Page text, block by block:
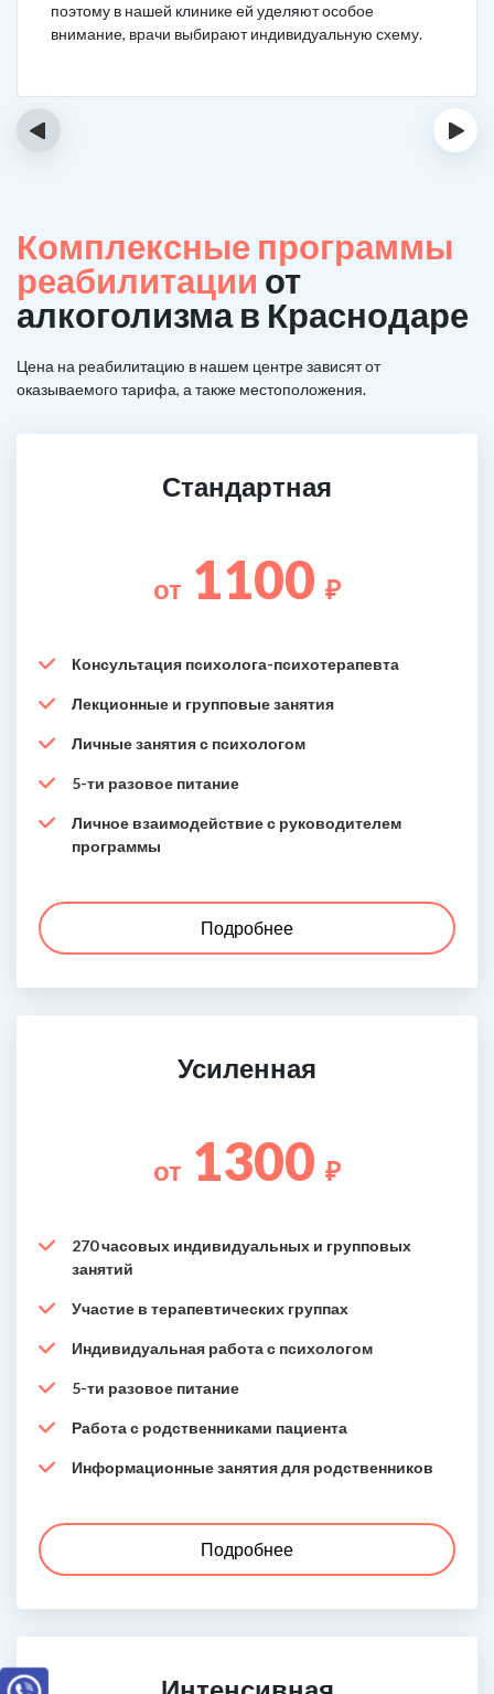
поэтому в нашей клинике ей уделяют особое
внимание, врачи выбирают индивидуальную схему.
‹ ›
Комплексные программы
реабилитации от
алкоголизма в Краснодаре
Цена на реабилитацию в нашем центре зависят от
оказываемого тарифа, а также местоположения.
Стандартная
от 1100 ₽
Консультация психолога-психотерапевта
Лекционные и групповые занятия
Личные занятия с психологом
5-ти разовое питание
Личное взаимодействие с руководителем
программы
Подробнее
Усиленная
от 1300 ₽
270 часовых индивидуальных и групповых
занятий
Участие в терапевтических группах
Индивидуальная работа с психологом
5-ти разовое питание
Работа с родственниками пациента
Информационные занятия для родственников
Подробнее